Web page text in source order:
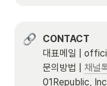
CONTACT
대표메일 |
문의방법 | 채널
01Republic,